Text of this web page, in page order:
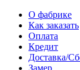
О фабрике
Как заказать
Оплата
Кредит
Доставка/
Замер